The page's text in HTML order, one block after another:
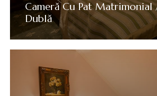
Cameră Cu Pat Matrimonial
Dublă
VEZI DETALII